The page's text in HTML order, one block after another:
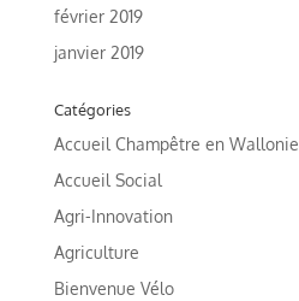
février 2019
janvier 2019
Catégories
Accueil Champêtre en Wallonie
Accueil Social
Agri-Innovation
Agriculture
Bienvenue Vélo